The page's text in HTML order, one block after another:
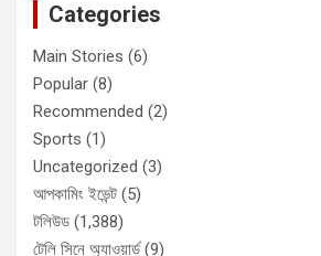
Categories
Main Stories (6)
Popular (8)
Recommended (2)
Sports (1)
Uncategorized (3)
আপকামিং ইভেন্ট (5)
টলিউড (1,388)
টেলি সিনে অ্যাওয়ার্ড(9)